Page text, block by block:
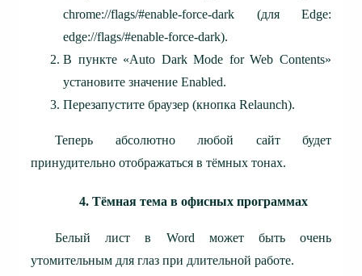
chrome://flags/#enable-force-dark (для Edge:
edge://flags/#enable-force-dark).
В пункте «Auto Dark Mode for Web Contents»
установите значение Enabled.
Перезапустите браузер (кнопка Relaunch).
Теперь абсолютно любой сайт будет
принудительно отображаться в тёмных тонах.
4. Тёмная тема в офисных программах
Белый лист в Word может быть очень
утомительным для глаз при длительной работе.